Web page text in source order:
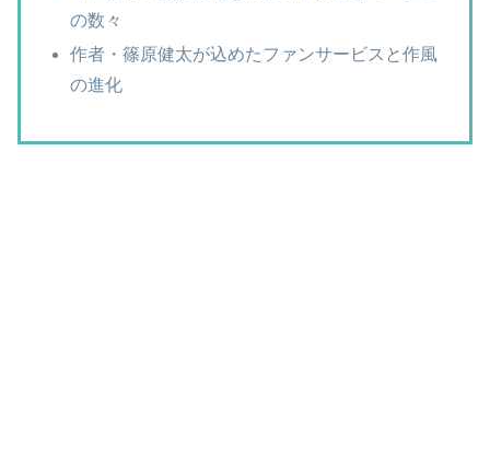
の数々
作者・篠原健太が込めたファンサービスと作風
の進化